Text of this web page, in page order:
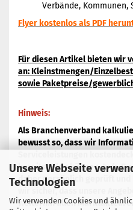
Unsere Webseite
Technologien
Wir verwenden Cookies und
Verbände, Kommunen,
Flyer kostenlos als PDF
Für diesen Artikel bieten wir
an: Kleinstmengen/
sowie Paketpreise/
Hinweis:
Als Branchenverband
bewusst so, dass wir
bereitstellen können. Jede
daher persönlich geprüft und
wir sicher, dass unsere
weiterhin allen